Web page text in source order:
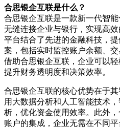
合思银企互联是什么？
合思银企互联是一款新一代智
无缝连接企业与银行，实现高
平台结合了先进的金融科技，
案，包括实时监控账户余额、
借助合思银企互联，企业可以
提升财务透明度和决策效率。
合思银企互联的核心优势在于
用大数据分析和人工智能技术
析，优化资金使用效率。此外
账户的集成，企业无需在不同